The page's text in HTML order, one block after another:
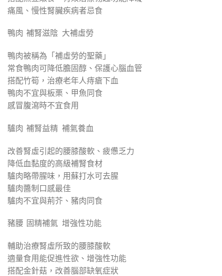
痛風、慢性腎臟疾病者忌食
鴨肉 補腎滋陰 大補虛勞
鴨肉被稱為「補虛勞的聖藥」
常食鴨肉可降低膽固醇、保護心腦血管
搭配竹筍，治療老年人痔瘡下血
鴨肉不宜與板栗、甲魚同食
感冒腹瀉時不宜食用
驢肉 補腎益精 補氣養血
改善腎虛引起的腰膝酸軟、疲憊乏力
降低血黏度的高級補腎食材
驢肉略帶腥味，用蘇打水可去腥
驢肉醬制口感最佳
驢肉不宜與荊芥、豬肉同食
豬腰 固精補氣 增強性功能
輔助治療腎虛所致的腰膝酸軟
適量食用能促進性欲、增強性功能
搭配金針菇，改善腦部缺氧症狀